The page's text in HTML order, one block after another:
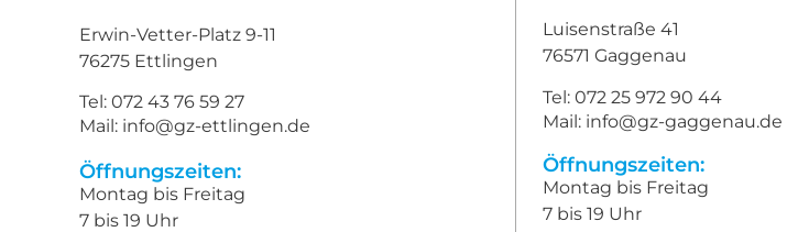
Erwin-Vetter-Platz 9-11
76275 Ettlingen
Tel: 072 43 76 59 27
Mail: info@gz-ettlingen.de
Öffnungszeiten:
Montag bis Freitag
7 bis 19 Uhr
Luisenstraße 41
76571 Gaggenau
Tel: 072 25 972 90 44
Mail: info@gz-gaggenau.de
Öffnungszeiten:
Montag bis Freitag
7 bis 19 Uhr